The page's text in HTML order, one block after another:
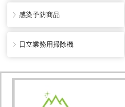
感染予防商品
日立業務用掃除機